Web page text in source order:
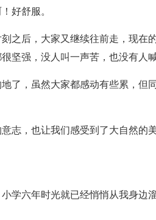
好舒服。
之后，大家又继续往前走，现在
坚强，没人叫一声苦，也没有人喊
了，虽然大家都感动有些累，但
志，也让我们感受到了大自然的
学六年时光就已经悄悄从我身边